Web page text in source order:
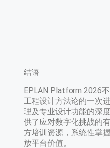
​结语​
EPLAN Platform 2026
工程设计方法论的一次
理及专业设计功能的深
供了应对数字化挑战的
方培训资源，系统性掌
放平台价值。